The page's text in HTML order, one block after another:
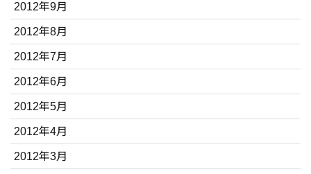
2012年9月
2012年8月
2012年7月
2012年6月
2012年5月
2012年4月
2012年3月